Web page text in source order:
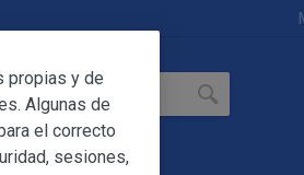
propias y de
Algunas de
el correcto
sesiones,